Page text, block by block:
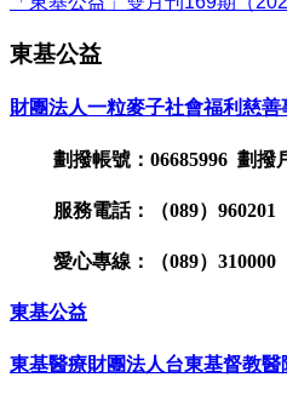
東基公益
財團法人一粒麥子社會福利慈善
劃撥帳號：06685996 劃撥
服務電話：（089）960201
愛心專線：（089）310000
東基公益
東基醫療財團法人台東基督教醫